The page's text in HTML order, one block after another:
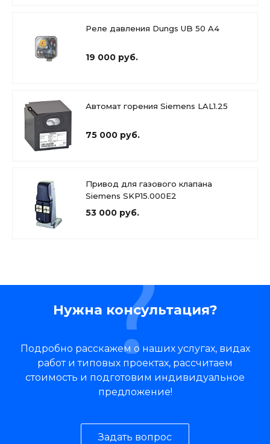
Реле давления Dungs UB 50 A4
19 000 руб.
Автомат горения Siemens LAL1.25
75 000 руб.
Привод для газового клапана
Siemens SKP15.000E2
53 000 руб.
Нужна консультация?
Подробно расскажем о наших услугах, видах
работ и типовых проектах, рассчитаем
стоимость и подготовим индивидуальное
предложение!
Задать вопрос